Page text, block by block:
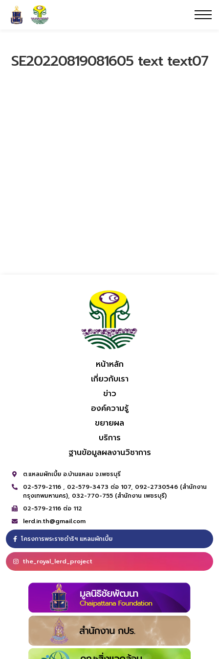
SE20220819081605 text text07
หน้าหลัก
เกี่ยวกับเรา
ข่าว
องค์ความรู้
ขยายผล
บริการ
ฐานข้อมูลผลงานวิชาการ
ต.แหลมผักเบี้ย อ.บ้านแหลม จ.เพชรบุรี
02-579-2116 , 02-579-3473 ต่อ 107, 092-2730546 (สำนักงาน
กรุงเทพมหานคร), 032-770-755 (สำนักงาน เพชรบุรี)
02-579-2116 ต่อ 112
lerd.in.th@gmail.com
โครงการพระราชดำริฯ แหลมผักเบี้ย
the_royal_lerd_project